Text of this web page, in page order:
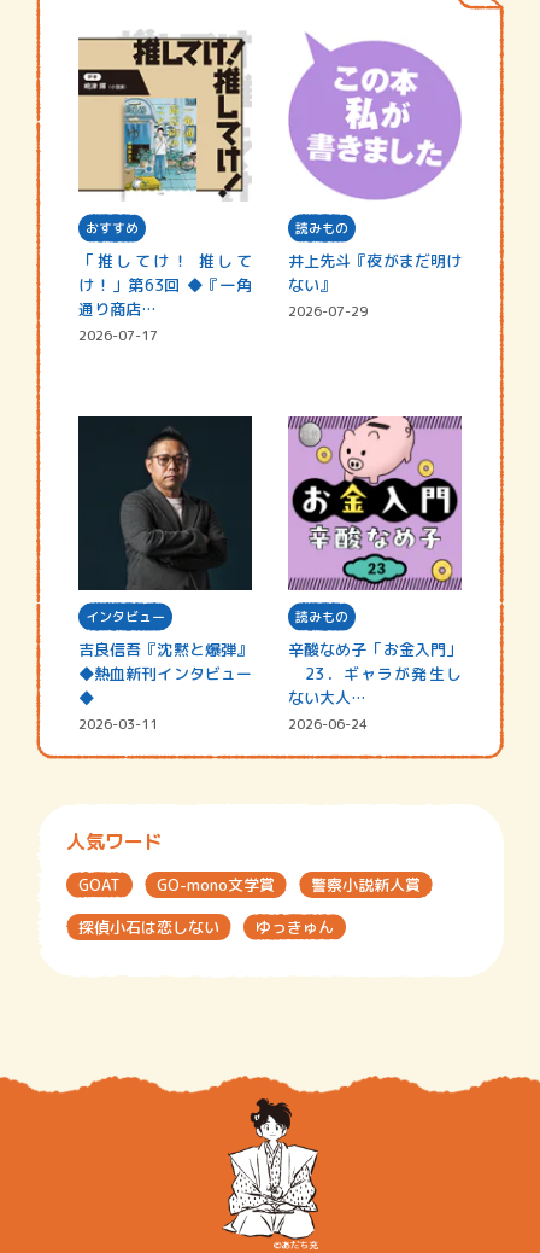
おすすめ
「推してけ！ 推して
け！」第63回 ◆『一角
通り商店…
2026-07-17
読みもの
井上先斗『夜がまだ明け
ない』
2026-07-29
インタビュー
吉良信吾『沈黙と爆弾』
◆熱血新刊インタビュー
◆
2026-03-11
読みもの
辛酸なめ子「お金入門」
23．ギャラが発生し
ない大人…
2026-06-24
人気ワード
GOAT GO-mono文学賞
警察小説新人賞
探偵小石は恋しない
ゆっきゅん